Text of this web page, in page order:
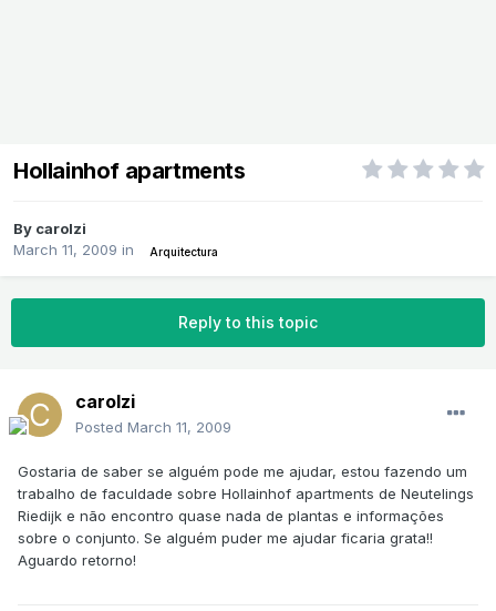
Hollainhof apartments
By carolzi
March 11, 2009 in Arquitectura
Reply to this topic
carolzi
Posted March 11, 2009
Gostaria de saber se alguém pode me ajudar, estou fazendo um
trabalho de faculdade sobre Hollainhof apartments de Neutelings
Riedijk e não encontro quase nada de plantas e informações
sobre o conjunto. Se alguém puder me ajudar ficaria grata!!
Aguardo retorno!